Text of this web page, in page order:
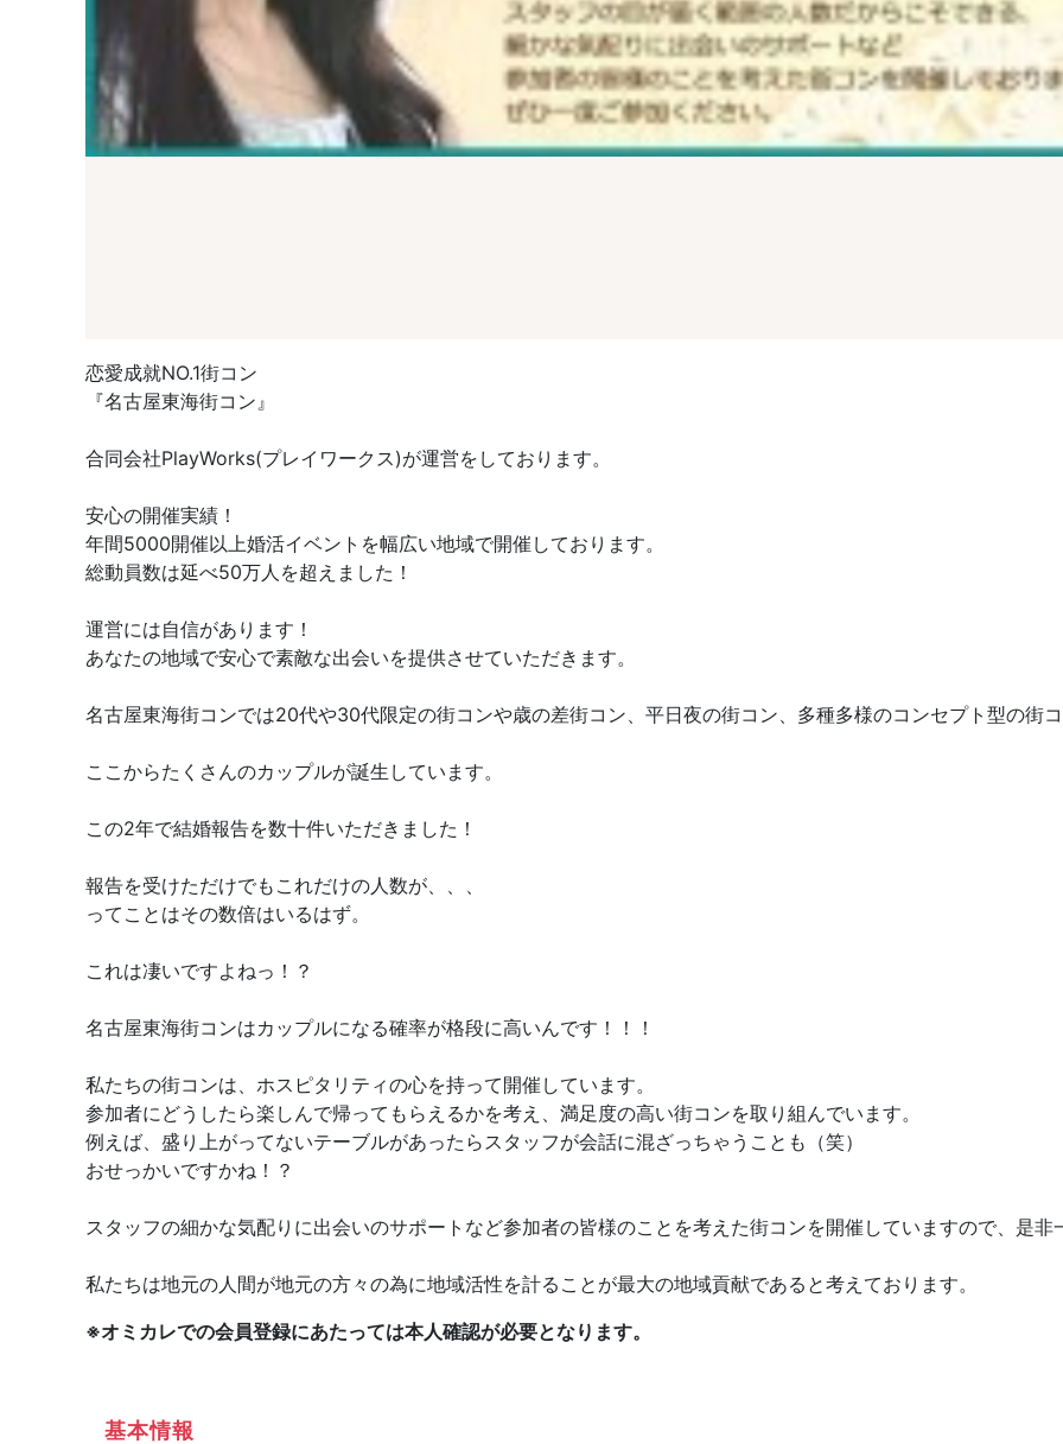
恋愛成就NO.1街コン
『名古屋東海街コン』
合同会社PlayWorks(プレイワークス)が運営をしております。
安心の開催実績！
年間5000開催以上婚活イベントを幅広い地域で開催しております。
総動員数は延べ50万人を超えました！
運営には自信があります！
あなたの地域で安心で素敵な出会いを提供させていただきます。
名古屋東海街コンでは20代や30代限定の街コンや歳の差街コン、平日夜の街コン、多種多様のコンセプト型の街
ここからたくさんのカップルが誕生しています。
この2年で結婚報告を数十件いただきました！
報告を受けただけでもこれだけの人数が、、、
ってことはその数倍はいるはず。
これは凄いですよねっ！？
名古屋東海街コンはカップルになる確率が格段に高いんです！！！
私たちの街コンは、ホスピタリティの心を持って開催しています。
参加者にどうしたら楽しんで帰ってもらえるかを考え、満足度の高い街コンを取り組んでいます。
例えば、盛り上がってないテーブルがあったらスタッフが会話に混ざっちゃうことも（笑）
おせっかいですかね！？
スタッフの細かな気配りに出会いのサポートなど参加者の皆様のことを考えた街コンを開催していますので、是非
私たちは地元の人間が地元の方々の為に地域活性を計ることが最大の地域貢献であると考えております。
※オミカレでの会員登録にあたっては本人確認が必要となります。
基本情報